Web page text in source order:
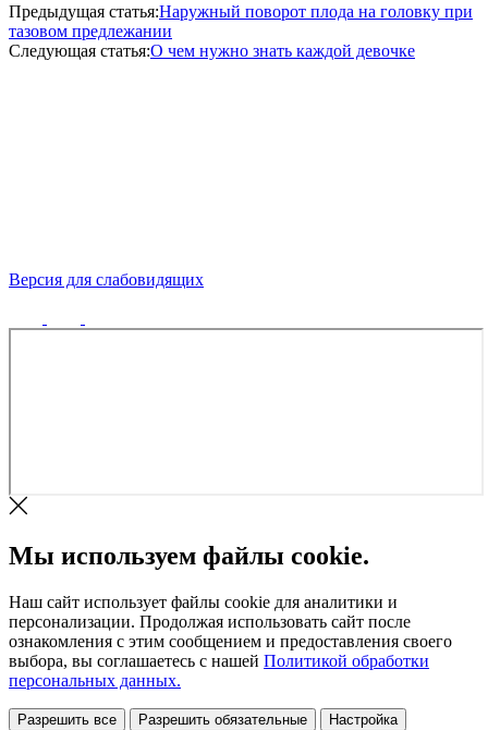
Предыдущая статья:Наружный поворот плода на головку при
тазовом предлежании
Следующая статья:О чем нужно знать каждой девочке
Версия для слабовидящих
Мы используем файлы cookie.
Наш сайт использует файлы cookie для аналитики и
персонализации. Продолжая использовать сайт после
ознакомления с этим сообщением и предоставления своего
выбора, вы соглашаетесь с нашей Политикой обработки
персональных данных.
Разрешить все Разрешить обязательные Настройка